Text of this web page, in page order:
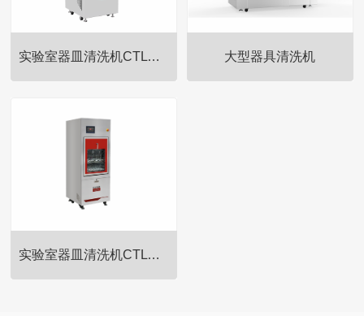
实验室器皿清洗机CTLW-280
冻干燥机干燥保存易脱水的产
品，在加水以后能够再次恢复原
材料的特性，不影响其生物活性
等；在非常低温的状态下达到干
燥，蛋白质保持无水，而其他主
抗体、疫苗以及药品、微生物、
大型器具清洗机
实验室器皿清洗机CTLW-320